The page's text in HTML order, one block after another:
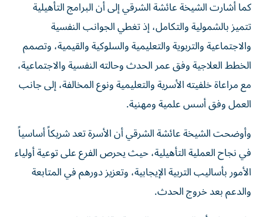
كما أشارت الشيخة عائشة الشرقي إلى أن البرامج التأهيلية
تتميز بالشمولية والتكامل، إذ تغطي الجوانب النفسية
والاجتماعية والتربوية والتعليمية والسلوكية والقيمية، وتصمم
الخطط العلاجية وفق عمر الحدث وحالته النفسية والاجتماعية،
مع مراعاة خلفيته الأسرية والتعليمية ونوع المخالفة، إلى جانب
العمل وفق أسس علمية ومهنية.
وأوضحت الشيخة عائشة الشرقي أن الأسرة تعد شريكاً أساسياً
في نجاح العملية التأهيلية، حيث يحرص الفرع على توعية أولياء
الأمور بأساليب التربية الإيجابية، وتعزيز دورهم في المتابعة
والدعم بعد خروج الحدث.